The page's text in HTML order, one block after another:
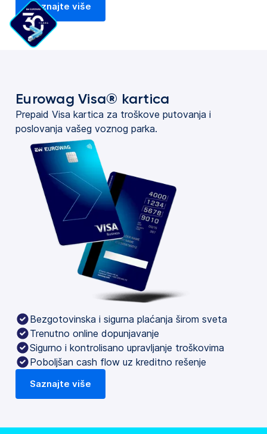
Saznajte više
Eurowag Visa® kartica
Prepaid Visa kartica za troškove putovanja i
poslovanja vašeg voznog parka.
Bezgotovinska i sigurna plaćanja širom sveta
Trenutno online dopunjavanje
Sigurno i kontrolisano upravljanje troškovima
Poboljšan cash flow uz kreditno rešenje
Saznajte više